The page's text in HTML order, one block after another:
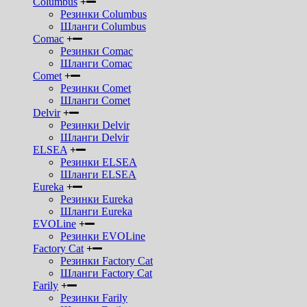
Резинки Columbus
Шланги Columbus
Comac
Резинки Comac
Шланги Comac
Comet
Резинки Comet
Шланги Comet
Delvir
Резинки Delvir
Шланги Delvir
ELSEA
Резинки ELSEA
Шланги ELSEA
Eureka
Резинки Eureka
Шланги Eureka
EVOLine
Резинки EVOLine
Factory Cat
Резинки Factory Cat
Шланги Factory Cat
Farily
Резинки Farily